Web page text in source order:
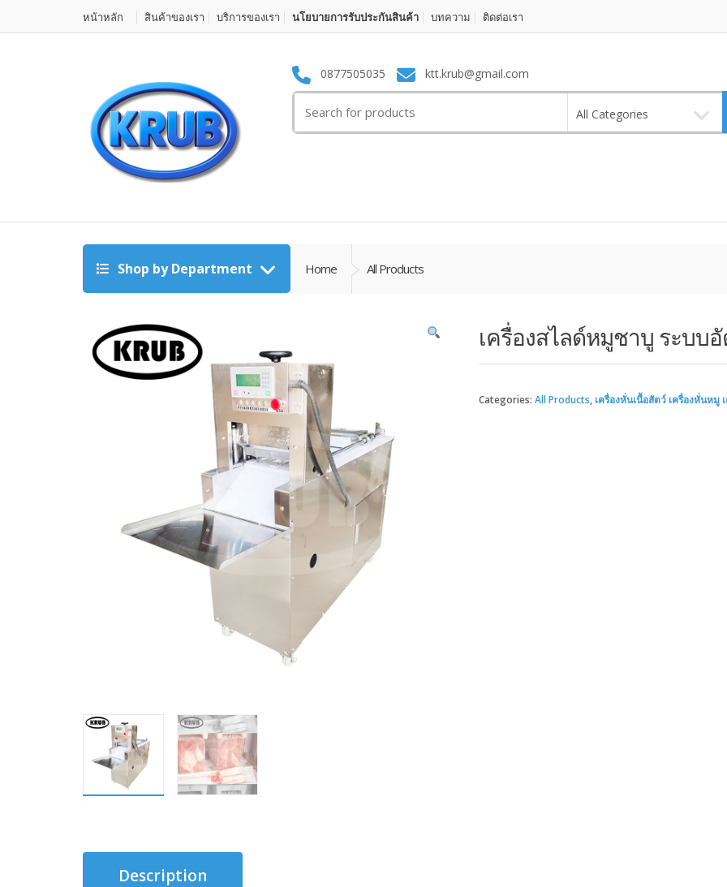
หน้าหลัก สินค้าของเรา บริการของเรา นโยบายการรับประกันสินค้า บทความ ติดต่อเรา
0877505035 ktt.krub@gmail.com
All Categories
Shop by Department Home All Products
เครื่องสไลด์หมูชาบู ระบบ
Categories: All Products, เครื่องหั่นเนื้อสัตว์ เครื่องหั่นหมู
Description